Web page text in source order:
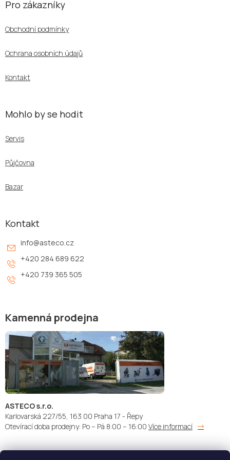
Pro zákazníky
Obchodní podmínky
Ochrana osobních údajů
Kontakt
Mohlo by se hodit
Servis
Půjčovna
Bazar
Kontakt
info@asteco.cz
+420 284 689 622
+420 739 365 505
Kamenná prodejna
ASTECO s.r.o.
Karlovarská 227/55, 163 00 Praha 17 - Řepy
Otevírací doba prodejny: Po – Pá 8:00 – 16:00 Více informací